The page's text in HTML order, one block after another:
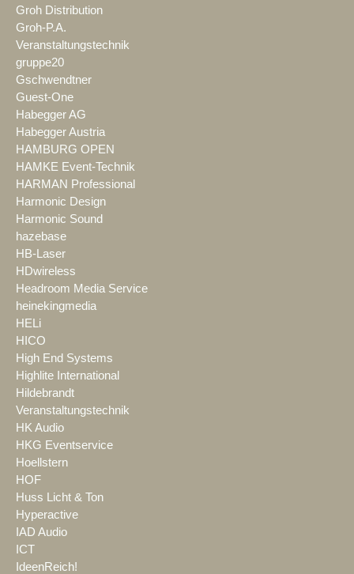
Groh Distribution
Groh-P.A.
Veranstaltungstechnik
gruppe20
Gschwendtner
Guest-One
Habegger AG
Habegger Austria
HAMBURG OPEN
HAMKE Event-Technik
HARMAN Professional
Harmonic Design
Harmonic Sound
hazebase
HB-Laser
HDwireless
Headroom Media Service
heinekingmedia
HELi
HICO
High End Systems
Highlite International
Hildebrandt
Veranstaltungstechnik
HK Audio
HKG Eventservice
Hoellstern
HOF
Huss Licht & Ton
Hyperactive
IAD Audio
ICT
IdeenReich!